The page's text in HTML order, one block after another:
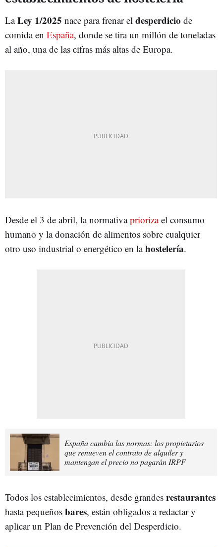
LaLey 1/2025 nace para frenar el desperdicio de
comida en España, donde se tira un millón de toneladas
al año, una de las cifras más altas de Europa.
Desde el 3 de abril, la normativapriorizael consumo
humano y la donación de alimentos sobre cualquier
otro uso industrial o energético en lahostelería.
España cambia las normas: los propietarios
que renueven el contrato de alquiler y
mantengan el precio no pagarán IRPF
Todos los establecimientos, desde grandes restaurantes
hasta pequeños bares, están obligados a redactar y
aplicar un Plan de Prevención del Desperdicio.